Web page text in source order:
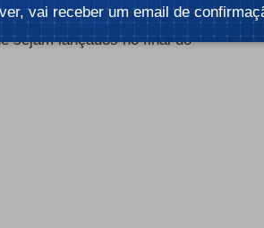
do 5600), e terão como
sejam lançados no final do
vai receber um email de